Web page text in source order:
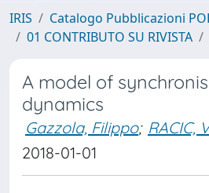
IRIS
Catalogo Pubblicazioni
01 CONTRIBUTO SU RIVISTA
A model of
dynamics
Gazzola, Filippo; RACIC,
2018-01-01